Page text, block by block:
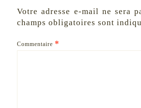
Votre adresse e-mail ne sera
champs obligatoires sont
Commentaire *